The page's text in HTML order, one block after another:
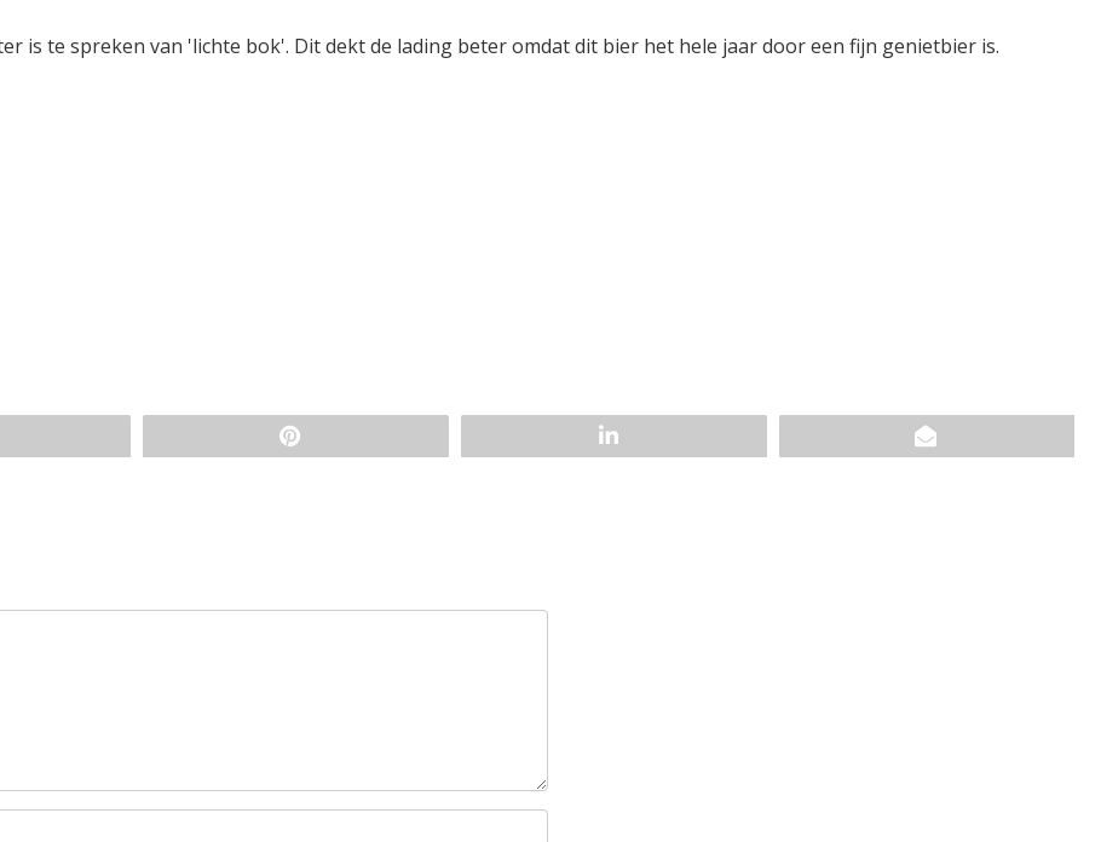
is te spreken van 'lichte bok'. Dit dekt de lading beter omdat dit bier het hele jaar door een fijn genietbier is.